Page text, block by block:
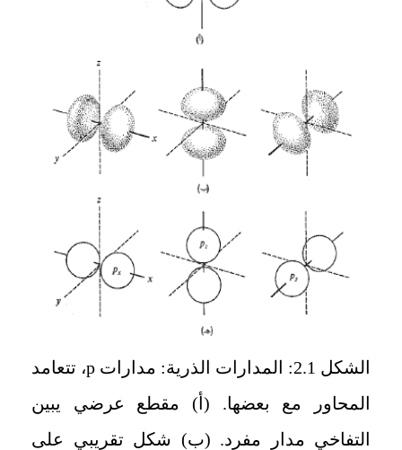
الشكل 2.1: المدارات الذرية: مدارات p، تتعامد
المحاور مع بعضها. (أ) مقطع عرضي يبين
التفاخي مدار مفرد. (ب) شكل تقريبي على